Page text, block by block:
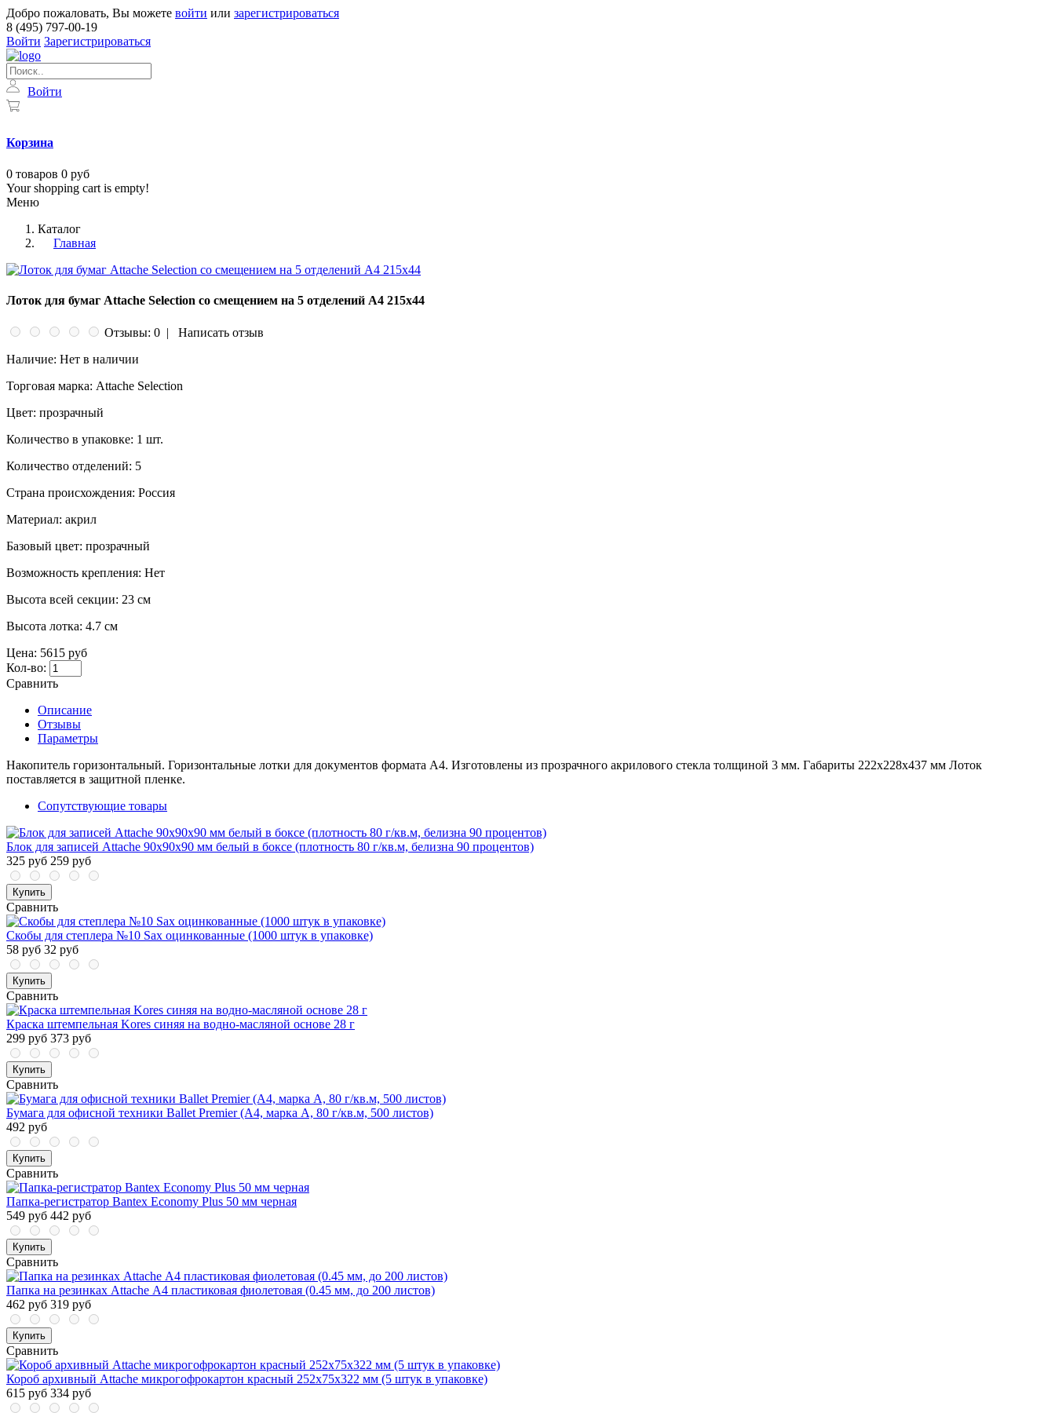
Добро пожаловать, Вы можете войти или зарегистрироваться
8 (495) 797-00-19
Войти Зарегистрироваться
Войти
Корзина
0 товаров 0 руб
Your shopping cart is empty!
Меню
Каталог
Главная
Лоток для бумаг Attache Selection со смещением на 5 отделений А4 215х44
Отзывы: 0 |
Написать отзыв
Наличие: Нет в наличии
Торговая марка: Attache Selection
Цвет: прозрачный
Количество в упаковке: 1 шт.
Количество отделений: 5
Страна происхождения: Россия
Материал: акрил
Базовый цвет: прозрачный
Возможность крепления: Нет
Высота всей секции: 23 см
Высота лотка: 4.7 см
Цена: 5615 руб
Кол-во:
Сравнить
Описание
Отзывы
Параметры
Накопитель горизонтальный. Горизонтальные лотки для документов формата А4. Изготовлены из прозрачного акрилового стекла толщиной 3 мм. Габариты 222х228х437 мм Лоток
поставляется в защитной пленке.
Сопутствующие товары
Блок для записей Attache 90x90x90 мм белый в боксе (плотность 80 г/кв.м, белизна 90 процентов)
325 руб 259 руб
Купить
Сравнить
Скобы для степлера №10 Sax оцинкованные (1000 штук в упаковке)
58 руб 32 руб
Купить
Сравнить
Краска штемпельная Kores синяя на водно-масляной основе 28 г
299 руб 373 руб
Купить
Сравнить
Бумага для офисной техники Ballet Premier (А4, марка A, 80 г/кв.м, 500 листов)
492 руб
Купить
Сравнить
Папка-регистратор Bantex Economy Plus 50 мм черная
549 руб 442 руб
Купить
Сравнить
Папка на резинках Attache А4 пластиковая фиолетовая (0.45 мм, до 200 листов)
462 руб 319 руб
Купить
Сравнить
Короб архивный Attache микрогофрокартон красный 252x75x322 мм (5 штук в упаковке)
615 руб 334 руб